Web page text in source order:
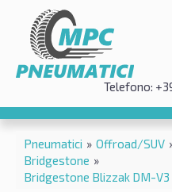
Telefono:
Pneumatici » Offroad/SUV
Bridgestone »
Bridgestone Blizzak DM-